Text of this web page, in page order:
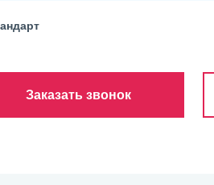
Заказать звонок